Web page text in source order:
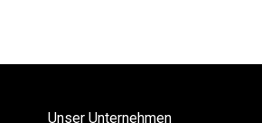
Unser Unternehmen